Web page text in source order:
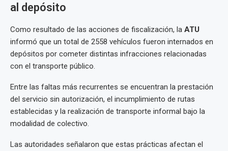
al depósito
Como resultado de las acciones de fiscalización, la ATU
informó que un total de 2558 vehículos fueron internados en
depósitos por cometer distintas infracciones relacionadas
con el transporte público.
Entre las faltas más recurrentes se encuentran la prestación
del servicio sin autorización, el incumplimiento de rutas
establecidas y la realización de transporte informal bajo la
modalidad de colectivo.
Las autoridades señalaron que estas prácticas afectan el